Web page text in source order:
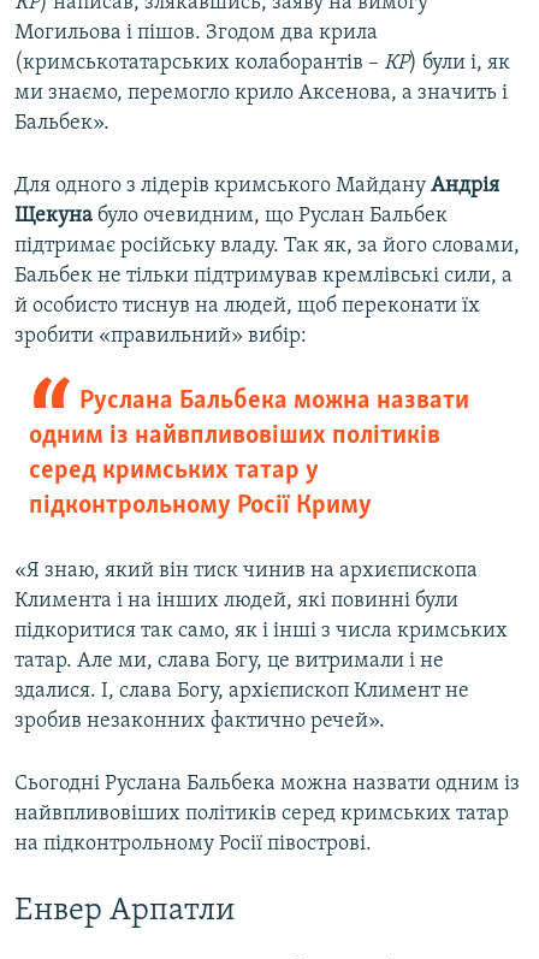
Могильова і пішов. Згодом два крила
(кримськотатарських колаборантів – КР) були і, як
ми знаємо, перемогло крило Аксенова, а значить і
Бальбек».
Для одного з лідерів кримського Майдану Андрія
Щекуна було очевидним, що Руслан Бальбек
підтримає російську владу. Так як, за його словами,
Бальбек не тільки підтримував кремлівські сили, а
й особисто тиснув на людей, щоб переконати їх
зробити «правильний» вибір:
Руслана Бальбека можна назвати
одним із найвпливовіших політиків
серед кримських татар у
підконтрольному Росії Криму
«Я знаю, який він тиск чинив на архиєпископа
Климента і на інших людей, які повинні були
підкоритися так само, як і інші з числа кримських
татар. Але ми, слава Богу, це витримали і не
здалися. І, слава Богу, архієпископ Климент не
зробив незаконних фактично речей».
Сьогодні Руслана Бальбека можна назвати одним із
найвпливовіших політиків серед кримських татар
на підконтрольному Росії півострові.
Енвер Арпатли